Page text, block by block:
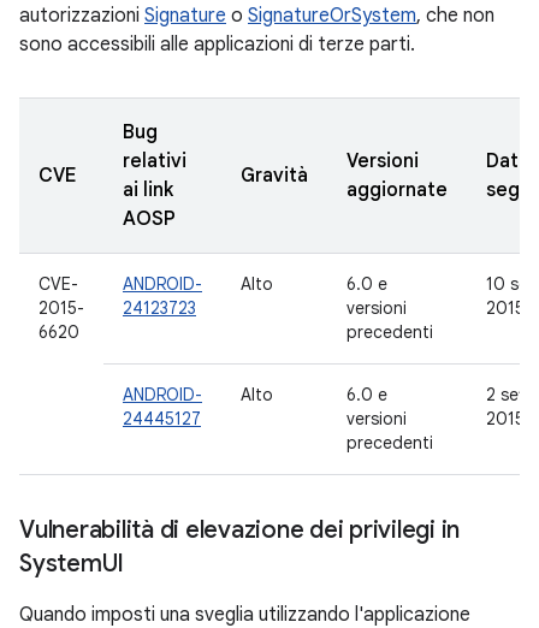
autorizzazioni Signature o SignatureOrSystem, che non
sono accessibili alle applicazioni di terze parti.
CVE
Bug
relativi
ai link
AOSP
Gravità
Versioni
aggiornate
Data
CVE-
2015-
6620
ANDROID-
24123723
Alto
6.0 e
versioni
precedenti
10
2015
ANDROID-
24445127
Alto
6.0 e
versioni
precedenti
2
2015
Vulnerabilità di elevazione dei privilegi in
SystemUI
Quando imposti una sveglia utilizzando l'applicazione